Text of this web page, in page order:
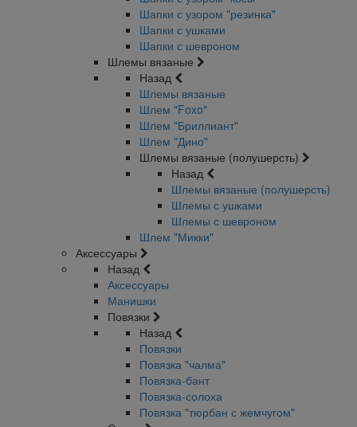
Шапки с узором "резинка"
Шапки с ушками
Шапки с шевроном
Шлемы вязаные
Назад
Шлемы вязаные
Шлем "Foxo"
Шлем "Бриллиант"
Шлем "Дино"
Шлемы вязаные (полушерсть)
Назад
Шлемы вязаные (полушерсть)
Шлемы с ушками
Шлемы с шевроном
Шлем "Микки"
Аксессуары
Назад
Аксессуары
Манишки
Повязки
Назад
Повязки
Повязка "чалма"
Повязка-бант
Повязка-солоха
Повязка "тюрбан с жемчугом"